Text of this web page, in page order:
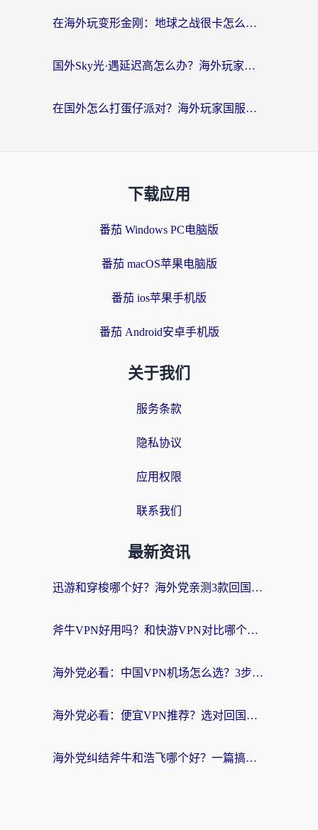
在海外玩变形金刚：地球之战很卡怎么办？老玩家亲测的加速器指南，解决卡顿烦恼
国外Sky光·遇延迟高怎么办？海外玩家国服游戏加速终极指南（附实测技巧）
在国外怎么打蛋仔派对？海外玩家国服游戏加速避坑指南（附实测推荐）
下载应用
番茄 Windows PC电脑版
番茄 macOS苹果电脑版
番茄 ios苹果手机版
番茄 Android安卓手机版
关于我们
服务条款
隐私协议
应用权限
联系我们
最新资讯
迅游和穿梭哪个好？海外党亲测3款回国加速器+手游加速对比，附避坑指南
斧牛VPN好用吗？和快游VPN对比哪个回国效果更好？马来西亚留学生亲测分享
海外党必看：中国VPN机场怎么选？3步教你无缝访问国内资源（附避坑指南）
海外党必看：便宜VPN推荐？选对回国加速器才能无缝刷国内剧玩国服
海外党纠结斧牛和浩飞哪个好？一篇搞定回国加速器选择+无缝访问国内资源指南